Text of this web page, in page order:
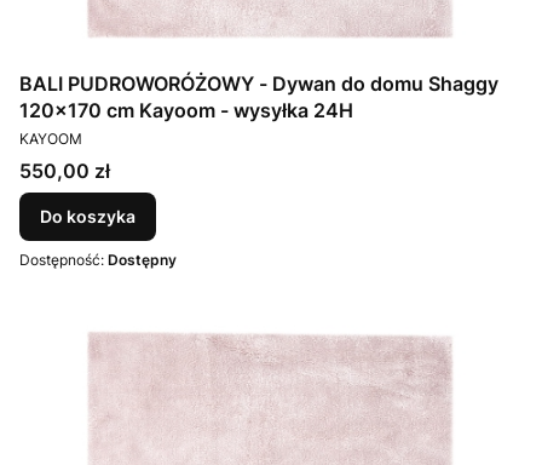
BALI PUDROWORÓŻOWY - Dywan do domu Shaggy
120x170 cm Kayoom - wysyłka 24H
PRODUCENT
KAYOOM
Cena
550,00 zł
Do koszyka
Dostępność: Dostępny